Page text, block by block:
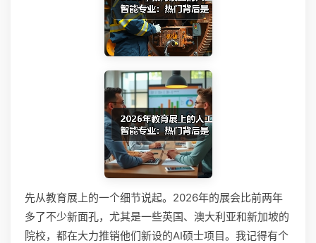
先从教育展上的一个细节说起。2026年的展会比前两年
多了不少新面孔，尤其是一些英国、澳大利亚和新加坡的
院校，都在大力推销他们新设的AI硕士项目。我记得有个